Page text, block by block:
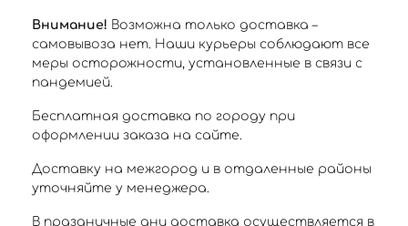
Внимание! Возможна только доставка –
самовывоза нет. Наши курьеры соблюдают все
меры осторожности, установленные в связи с
пандемией.
Бесплатная доставка по городу при
оформлении заказа на сайте.
Доставку на межгород и в отдаленные районы
уточняйте у менеджера.
В праздничные дни доставка осуществляется в